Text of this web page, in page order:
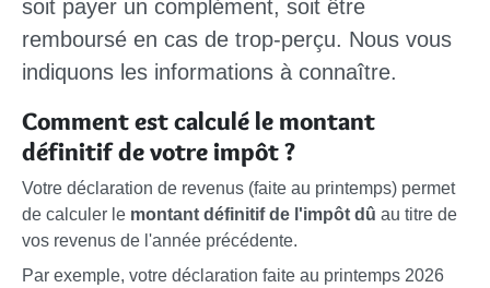
soit payer un complément, soit être
remboursé en cas de trop-perçu. Nous vous
indiquons les informations à connaître.
Comment est calculé le montant
définitif de votre impôt ?
Votre déclaration de revenus (faite au printemps) permet
de calculer le montant définitif de l'impôt dû au titre de
vos revenus de l'année précédente.
Par exemple, votre déclaration faite au printemps 2026